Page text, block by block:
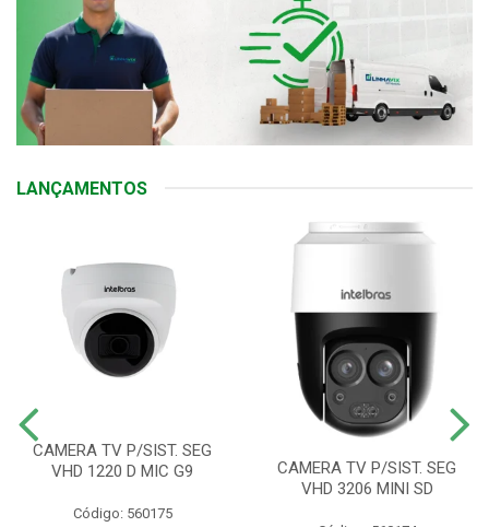
LANÇAMENTOS
CAMERA TV P/SIST. SEG
VHD 1220 D MIC G9
Código: 560175
CAMERA TV P/SIST. SEG
VHD 3206 MINI SD